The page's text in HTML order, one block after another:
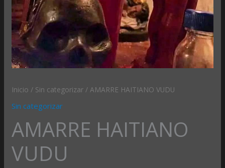
Inicio / Sin categorizar / AMARRE HAITIANO VUDU
Sin categorizar
AMARRE HAITIANO
VUDU